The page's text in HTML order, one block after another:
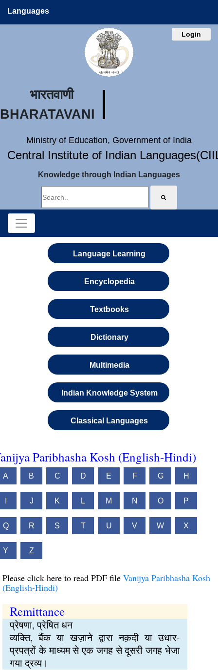
Languages
Login
भारतवाणी
BHARATAVANI
Ministry of Education, Government of India
Central Institute of Indian
Knowledge through Indian Languages
Language Learning
Encyclopedia
Textbooks
Dictionary
Multimedia
Indian Knowledge System
Classical Languages
Paribhasha Kosh (English-Hindi)
A B C D E F G H
J K L M N O P
Q R S T U V W X
Y Z
Please click here to read PDF file Vanijya Paribhasha Kosh
(English-Hindi)
Remittance
प्रेषणा, प्रेषित धन
व्यक्ति, बैंक या खज़ाने द्वारा नक़दी या उधार-
प्रपत्रों के माध्यम से एक जगह से दूसरी जगह भेजा
गया द्रव्य।